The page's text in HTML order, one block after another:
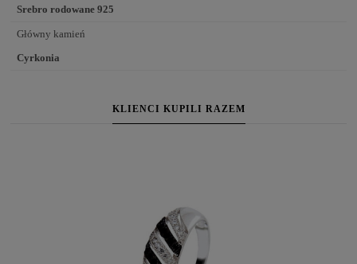
Srebro rodowane 925
Główny kamień
Cyrkonia
KLIENCI KUPILI RAZEM